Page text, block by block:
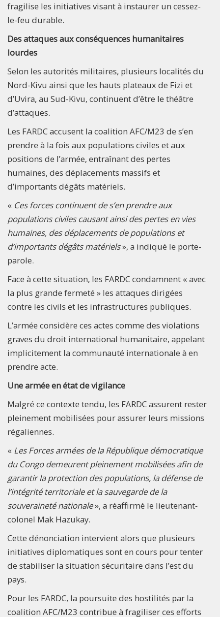
fragilise les initiatives visant à instaurer un cessez-
le-feu durable.
Des attaques aux conséquences humanitaires
lourdes
Selon les autorités militaires, plusieurs localités du
Nord-Kivu ainsi que les hauts plateaux de Fizi et
d’Uvira, au Sud-Kivu, continuent d’être le théâtre
d’attaques.
Les FARDC accusent la coalition AFC/M23 de s’en
prendre à la fois aux populations civiles et aux
positions de l’armée, entraînant des pertes
humaines, des déplacements massifs et
d’importants dégâts matériels.
« Ces forces continuent de s’en prendre aux
populations civiles causant ainsi des pertes en vies
humaines, des déplacements de populations et
d’importants dégâts matériels», a indiqué le porte-
parole.
Face à cette situation, les FARDC condamnent « avec
la plus grande fermeté » les attaques dirigées
contre les civils et les infrastructures publiques.
L’armée considère ces actes comme des violations
graves du droit international humanitaire, appelant
implicitement la communauté internationale à en
prendre acte.
Une armée en état de vigilance
Malgré ce contexte tendu, les FARDC assurent rester
pleinement mobilisées pour assurer leurs missions
régaliennes.
« Les Forces armées de la République démocratique
du Congo demeurent pleinement mobilisées afin de
garantir la protection des populations, la défense de
l’intégrité territoriale et la sauvegarde de la
souveraineté nationale», a réaffirmé le lieutenant-
colonel Mak Hazukay.
Cette dénonciation intervient alors que plusieurs
initiatives diplomatiques sont en cours pour tenter
de stabiliser la situation sécuritaire dans l’est du
pays.
Pour les FARDC, la poursuite des hostilités par la
coalition AFC/M23 contribue à fragiliser ces efforts